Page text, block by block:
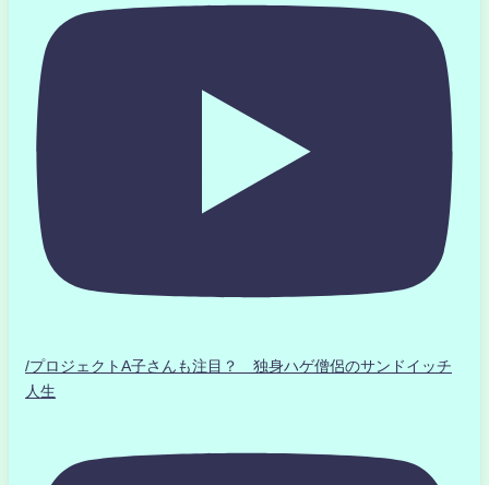
/プロジェクトA子さんも注目？ 独身ハゲ僧侶のサンドイッチ
人生